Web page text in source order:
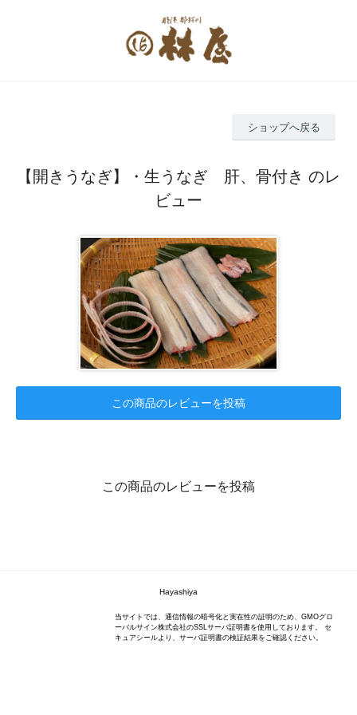
ショップへ戻る
【開きうなぎ】・生うなぎ 肝、骨付き のレ
ビュー
この商品のレビューを投稿
この商品のレビューを投稿
Hayashiya
当サイトでは、通信情報の暗号化と実在性の証明のため、GMOグロ
ーバルサイン株式会社のSSLサーバ証明書を使用しております。 セ
キュアシールより、サーバ証明書の検証結果をご確認ください。